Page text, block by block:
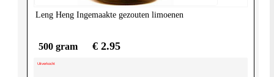
Leng Heng Ingemaakte gezouten limoenen
500 gram € 2.95
Uitverkocht